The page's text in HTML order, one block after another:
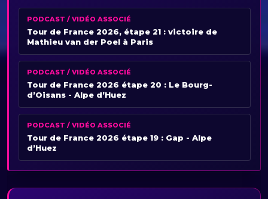
PODCAST / VIDÉO ASSOCIÉ
Tour de France 2026, étape 21 : victoire de
Mathieu van der Poel à Paris
PODCAST / VIDÉO ASSOCIÉ
Tour de France 2026 étape 20 : Le Bourg-
d’Oisans - Alpe d’Huez
PODCAST / VIDÉO ASSOCIÉ
Tour de France 2026 étape 19 : Gap - Alpe
d’Huez